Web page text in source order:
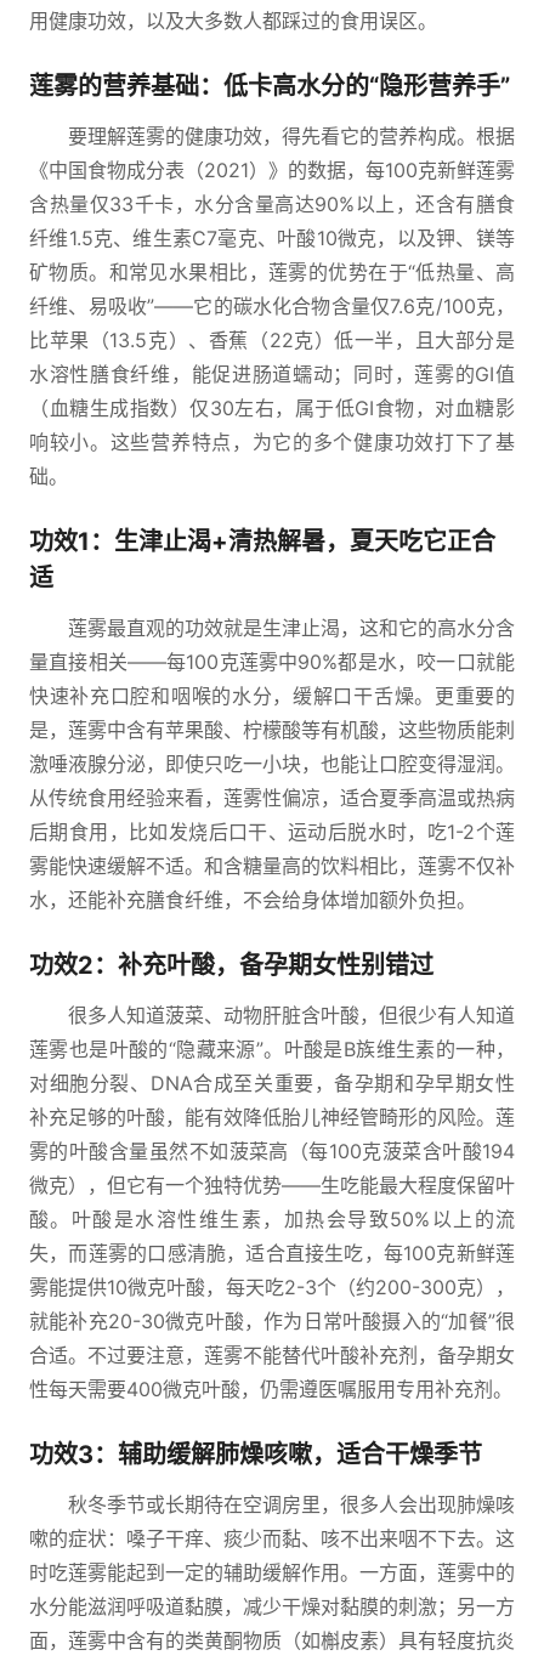
用健康功效，以及大多数人都踩过的食用误区。
莲雾的营养基础：低卡高水分的“隐形营养手”
要理解莲雾的健康功效，得先看它的营养构成。根据
《中国食物成分表（2021）》的数据，每100克新鲜莲雾
含热量仅33千卡，水分含量高达90%以上，还含有膳食
纤维1.5克、维生素C7毫克、叶酸10微克，以及钾、镁等
矿物质。和常见水果相比，莲雾的优势在于“低热量、高
纤维、易吸收”——它的碳水化合物含量仅7.6克/100克，
比苹果（13.5克）、香蕉（22克）低一半，且大部分是
水溶性膳食纤维，能促进肠道蠕动；同时，莲雾的GI值
（血糖生成指数）仅30左右，属于低GI食物，对血糖影
响较小。这些营养特点，为它的多个健康功效打下了基
础。
功效1：生津止渴+清热解暑，夏天吃它正合
适
莲雾最直观的功效就是生津止渴，这和它的高水分含
量直接相关——每100克莲雾中90%都是水，咬一口就能
快速补充口腔和咽喉的水分，缓解口干舌燥。更重要的
是，莲雾中含有苹果酸、柠檬酸等有机酸，这些物质能刺
激唾液腺分泌，即使只吃一小块，也能让口腔变得湿润。
从传统食用经验来看，莲雾性偏凉，适合夏季高温或热病
后期食用，比如发烧后口干、运动后脱水时，吃1-2个莲
雾能快速缓解不适。和含糖量高的饮料相比，莲雾不仅补
水，还能补充膳食纤维，不会给身体增加额外负担。
功效2：补充叶酸，备孕期女性别错过
很多人知道菠菜、动物肝脏含叶酸，但很少有人知道
莲雾也是叶酸的“隐藏来源”。叶酸是B族维生素的一种，
对细胞分裂、DNA合成至关重要，备孕期和孕早期女性
补充足够的叶酸，能有效降低胎儿神经管畸形的风险。莲
雾的叶酸含量虽然不如菠菜高（每100克菠菜含叶酸194
微克），但它有一个独特优势——生吃能最大程度保留叶
酸。叶酸是水溶性维生素，加热会导致50%以上的流
失，而莲雾的口感清脆，适合直接生吃，每100克新鲜莲
雾能提供10微克叶酸，每天吃2-3个（约200-300克），
就能补充20-30微克叶酸，作为日常叶酸摄入的“加餐”很
合适。不过要注意，莲雾不能替代叶酸补充剂，备孕期女
性每天需要400微克叶酸，仍需遵医嘱服用专用补充剂。
功效3：辅助缓解肺燥咳嗽，适合干燥季节
秋冬季节或长期待在空调房里，很多人会出现肺燥咳
嗽的症状：嗓子干痒、痰少而黏、咳不出来咽不下去。这
时吃莲雾能起到一定的辅助缓解作用。一方面，莲雾中的
水分能滋润呼吸道黏膜，减少干燥对黏膜的刺激；另一方
面，莲雾中含有的类黄酮物质（如槲皮素）具有轻度抗炎